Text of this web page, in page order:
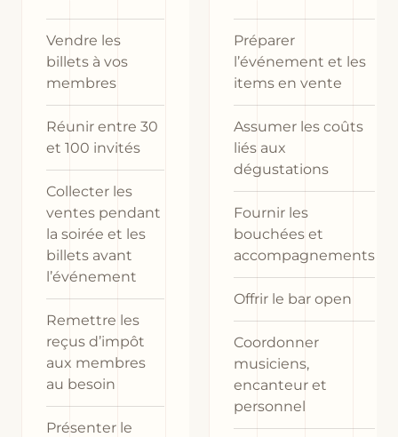
Vendre les
billets à vos
membres
Réunir entre 30
et 100 invités
Collecter les
ventes pendant
la soirée et les
billets avant
l’événement
Remettre les
reçus d’impôt
aux membres
au besoin
Présenter le
Préparer
l’événement et les
items en vente
Assumer les coûts
liés aux
dégustations
Fournir les
bouchées et
accompagnements
Offrir le bar open
Coordonner
musiciens,
encanteur et
personnel